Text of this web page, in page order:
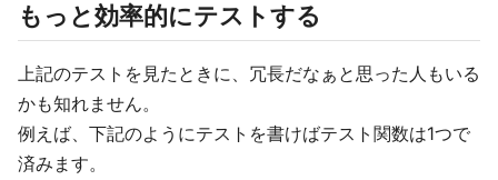
もっと効率的にテストする
上記のテストを見たときに、冗長だなぁと思った人もいる
かも知れません。
例えば、下記のようにテストを書けばテスト関数は1つで
済みます。